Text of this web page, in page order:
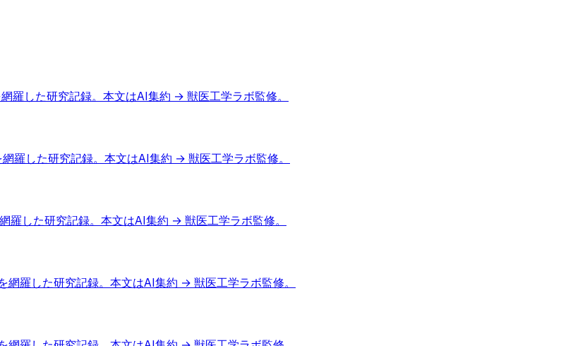
羅した研究記録。本文はAI集約 → 獣医工学ラボ監修。
羅した研究記録。本文はAI集約 → 獣医工学ラボ監修。
した研究記録。本文はAI集約 → 獣医工学ラボ監修。
羅した研究記録。本文はAI集約 → 獣医工学ラボ監修。